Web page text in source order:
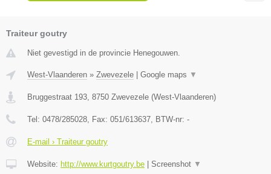
Traiteur goutry
Niet gevestigd in de provincie Henegouwen.
West-Vlaanderen » Zwevezele | Google maps ▼
Bruggestraat 193 8750 Zwevezele (West-Vlaanderen)
Tel: 0478/285028 , Fax: 051/613637 , BTW-nr: -
E-mail › Traiteur goutry
Website: http://www.kurtgoutry.be | Screenshot ▼